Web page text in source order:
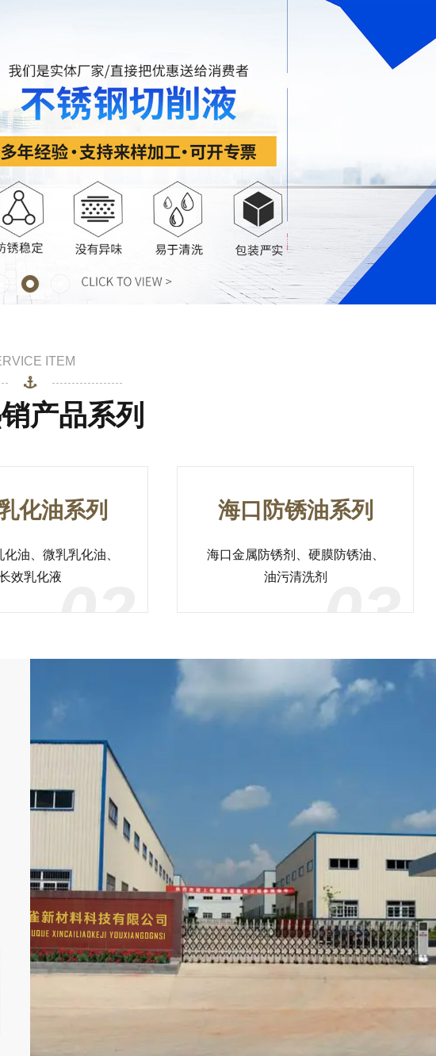
ITEM
产品系列
化油系列
油、微乳乳化油、
效乳化液
海口防锈油系列
海口金属防锈剂、硬膜防锈油、
油污清洗剂